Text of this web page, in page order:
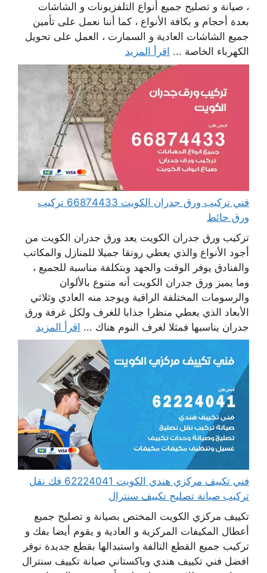
، صيانة و تصليح جميع أنواع التلفزيونات و الشاشات
بعدة أحجام و بكافة الأنواع ، كما أننا نعمل على تأمين
جميع الشاشات العادية و السمارت ، العمل على تحويل
الكهرباء الخاصة ... اقرأ المزيد
فني تركيب ورق جدران الكويت 66874433 تركيب
ورق حائط
تركيب ورق جدران الكويت يعد ورق جدران الكويت من
أجود الأنواع والذي يعطي رونقا جميلا للمنازل والمكاتب
والفنادق يوفر الوقت والجهد وبتكلفة مناسبة للجميع ،
وما يميز ورق جدران الكويت أنه متنوع بالألوان
والرسومات المختلفة الراقية ويوجد منه العادي وثلاثي
الأبعاد الذي يعطي منظرا جذابا للغرف ولكل غرفة ورق
جدران يناسبها فمثلا لغرف النوم هناك ... اقرأ المزيد
فني تكييف مركزي هندي الكويت 62224041 فك نقل
تركيب صيانة تصليح تكييف سنترال
تكييف مركزي الكويت المختص بصيانة و تصليح جميع
أعطال المكيفات المركزية و العادية و يقوم أيضا بفك و
تركيب جميع القطع التالفة واستبدالها بقطع جديدة نوفر
افضل فني تكييف هندي وباكستاني صيانة تكييف سنترال